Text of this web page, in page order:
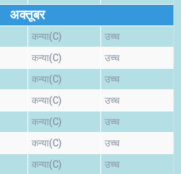
अक्तूबर
कन्या(C) उच्च
कन्या(C) उच्च
कन्या(C) उच्च
कन्या(C) उच्च
कन्या(C) उच्च
कन्या(C) उच्च
कन्या(C) उच्च